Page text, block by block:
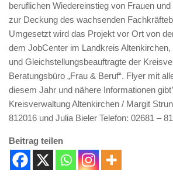
beruflichen Wiedereinstieg von Frauen
zur Deckung des wachsenden
Umgesetzt wird das Projekt vor Ort von
dem JobCenter im Landkreis
und Gleichstellungsbeauftragte der
Beratungsbüro „Frau & Beruf“. Flyer mit
diesem Jahr und nähere Informationen
Kreisverwaltung Altenkirchen / Margit
812016 und Julia Bieler Telefon: 02681 –
Beitrag teilen